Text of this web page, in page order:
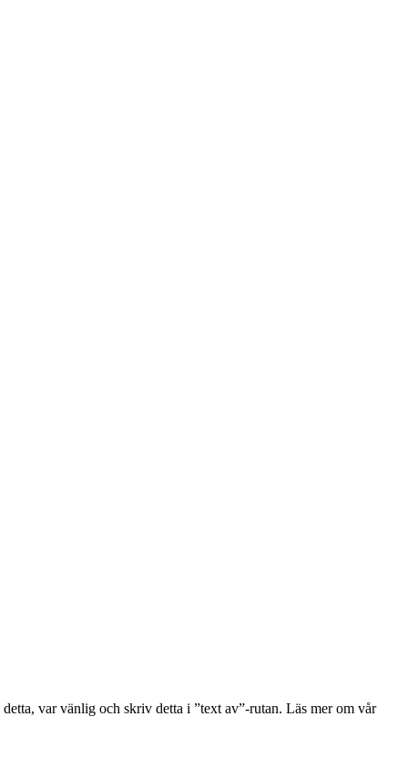
var vänlig och skriv detta i ”text av”-rutan. Läs mer om vår